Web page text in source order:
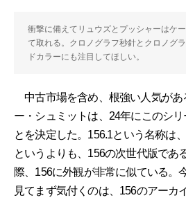
衝撃に備えてリュウズとプッシャーはケ
て取れる。クロノグラフ秒針とクロノグ
ドカラーにも注目してほしい。
中古市場を含め、根強い人気があ
ー・シュミットは、24年にこのシ
とを決定した。156.1という名称は
というよりも、156の次世代版であ
際、156に外観が非常に似ている。
見てまず気付くのは、156のアーカ